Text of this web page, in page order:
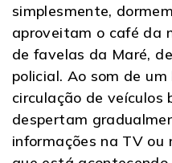
simplesmente,
aproveitam o café da
de favelas da Maré,
policial. Ao som de
circulação de veículos
despertam
informações na TV ou